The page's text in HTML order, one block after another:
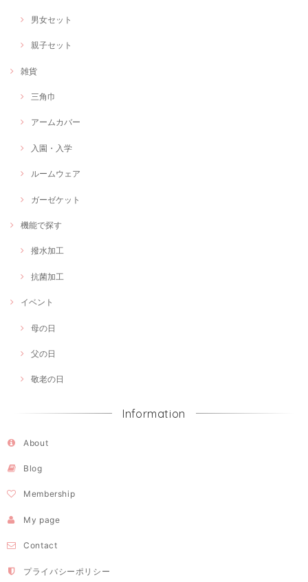
男女セット
親子セット
雑貨
三角巾
アームカバー
入園・入学
ルームウェア
ガーゼケット
機能で探す
撥水加工
抗菌加工
イベント
母の日
父の日
敬老の日
Information
About
Blog
Membership
My page
Contact
プライバシーポリシー